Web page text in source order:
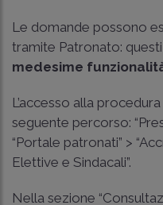
Le domande possono
tramite Patronato:
medesime
L’accesso alla
seguente percorso:
“Portale patronati” >
Elettive e Sindacali”.
Nella sezione